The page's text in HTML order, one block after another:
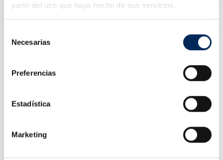
partir del uso que haya hecho de sus servicios.
Necesarias
Preferencias
Estadística
Marketing
Elevador De Carros 2 Colunas 4 Toneladas 220V
10/EQT-4.0-2DE-220
2 455,00 €Preço